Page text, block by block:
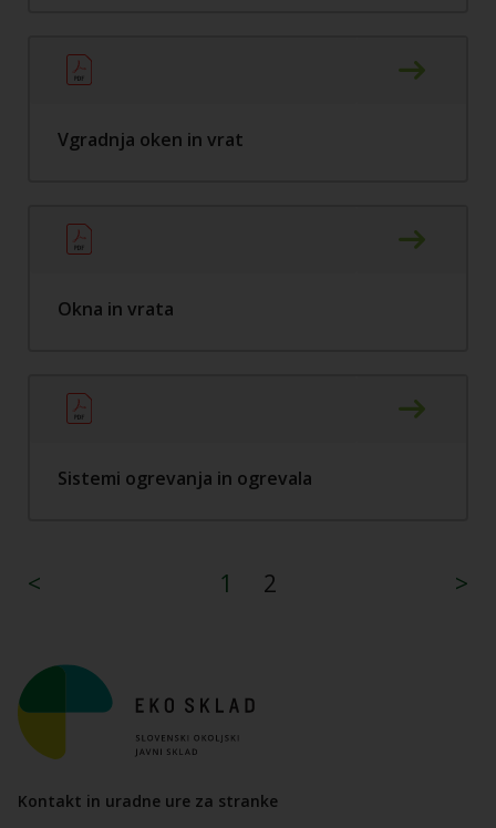
Vgradnja oken in vrat
Okna in vrata
Sistemi ogrevanja in ogrevala
< 1 2 >
Kontakt in uradne ure za stranke